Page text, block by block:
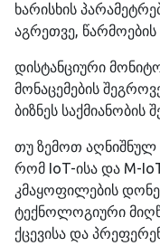
ხარისხის
აგრეთვე, წარმოების
დისტანციური
მონაცემების
ბიზნეს
თუ ზემოთ აღნიშნულ
რომ IoT-ისა და M-
კმაყოფილების
ტექნოლოგიური
ქცევისა და